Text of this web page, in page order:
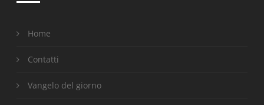
Home
Contatti
Vangelo del giorno